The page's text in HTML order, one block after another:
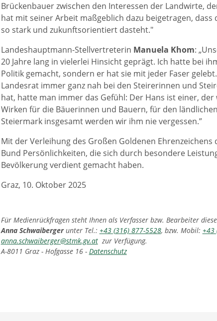
Brückenbauer zwischen den Interessen der Landwirte,
hat mit seiner Arbeit maßgeblich dazu beigetragen,
so stark und zukunftsorientiert dasteht.″
Landeshauptmann-Stellvertreterin Manuela Khom:
20 Jahre lang in vielerlei Hinsicht geprägt. Ich hatte bei
Politik gemacht, sondern er hat sie mit jeder Faser
Landesrat immer ganz nah bei den Steirerinnen und
hat, hatte man immer das Gefühl: Der Hans ist einer,
Wirken für die Bäuerinnen und Bauern, für den
Steiermark insgesamt werden wir ihm nie vergessen.”
Mit der Verleihung des Großen Goldenen
Bund Persönlichkeiten, die sich durch besondere
Bevölkerung verdient gemacht haben.
Graz, 10. Oktober 2025
Für Medienrückfragen steht Ihnen als Verfasser bzw. Bearbeiter
Anna Schwaibergerunter Tel.: +43 (316) 877-5528, bzw. Mobil: +43
anna.schwaiberger@stmk.gv.atzur Verfügung.
A-8011 Graz - Hofgasse 16 - Datenschutz